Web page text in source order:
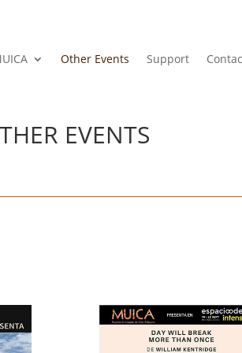
Other Events Support
EVENTS